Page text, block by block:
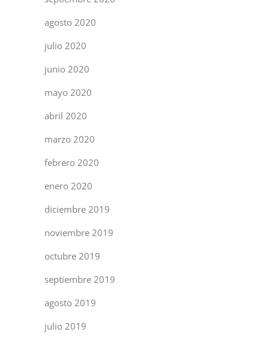
agosto 2020
julio 2020
junio 2020
mayo 2020
abril 2020
marzo 2020
febrero 2020
enero 2020
diciembre 2019
noviembre 2019
octubre 2019
septiembre 2019
agosto 2019
julio 2019